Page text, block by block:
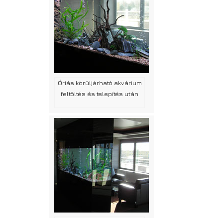
Óriás körüljárható akvárium
feltöltés és telepítés után